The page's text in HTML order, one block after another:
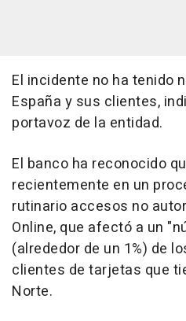
El incidente no ha tenido
España y sus clientes,
portavoz de la entidad.
El banco ha reconocido
recientemente en un
rutinario accesos no
Online, que afectó a un
(alrededor de un 1%) de
clientes de tarjetas que
Norte.